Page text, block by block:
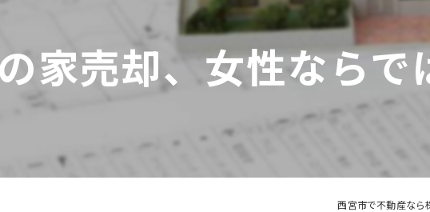
家売却、女性ならで
西宮市で不動産なら